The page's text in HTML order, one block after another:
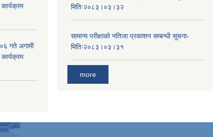
गते अगामी
मितिः२०८३।०३।३२
सामान्य परीक्षाको नतिजा प्रकाशन सम्बन्धी सूचना-
मितिः२०८३।०३।३१
more